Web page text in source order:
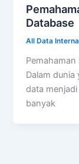
Database
All Data
Dalam
data
banyak